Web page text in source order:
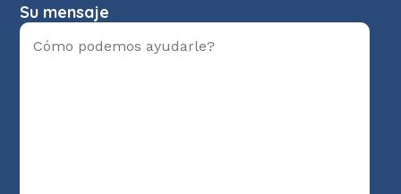
Su mensaje